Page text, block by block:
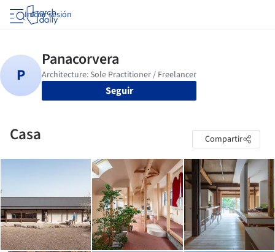
Iniciar sesión
Seguir
Casa Compartir